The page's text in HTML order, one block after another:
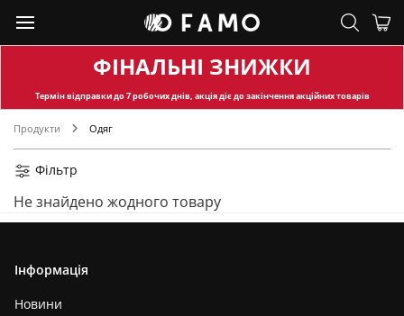
ФІНАЛЬНІ ЗНИЖКИ
Термін відправкидо 7 робочих днів, акція діє до закінчення акційних товарів
Продукти Одяг
Фільтр
Не знайдено жодного товару
Інформація
Новини